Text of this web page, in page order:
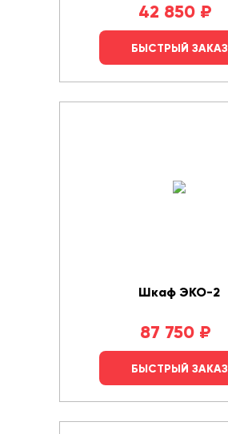
42 850 ₽
БЫСТРЫЙ ЗАКАЗ
Шкаф ЭКО-2
87 750 ₽
БЫСТРЫЙ ЗАКАЗ